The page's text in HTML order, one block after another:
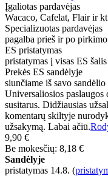
Įgaliotas pardavėjas
Wacaco, Cafelat, Flair ir kt
Specializuotas pardavėjas
pagalba prieš ir po pirkimo
ES pristatymas
pristatymas į visas ES šalis
Prekės ES sandėlyje
siunčiame iš savo sandėlio
Universaliosios
susitarus. Didžiausias
komentarų skiltyje
užsakymą. Labai ačiū.
9,90 €
Be mokesčių: 8,18 €
Sandėlyje
pristatymas 14.8. (